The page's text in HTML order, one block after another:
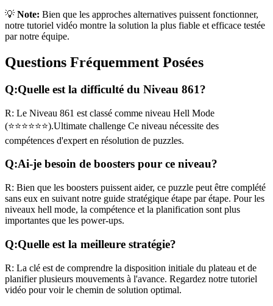
💡 Note: Bien que les approches alternatives puissent fonctionner,
notre tutoriel vidéo montre la solution la plus fiable et efficace testée
par notre équipe.
Questions Fréquemment Posées
Q:Quelle est la difficulté du Niveau 861?
R: Le Niveau 861 est classé comme niveau Hell Mode
(⭐⭐⭐⭐⭐⭐).Ultimate challenge Ce niveau nécessite des
compétences d'expert en résolution de puzzles.
Q:Ai-je besoin de boosters pour ce niveau?
R: Bien que les boosters puissent aider, ce puzzle peut être complété
sans eux en suivant notre guide stratégique étape par étape. Pour les
niveaux hell mode, la compétence et la planification sont plus
importantes que les power-ups.
Q:Quelle est la meilleure stratégie?
R: La clé est de comprendre la disposition initiale du plateau et de
planifier plusieurs mouvements à l'avance. Regardez notre tutoriel
vidéo pour voir le chemin de solution optimal.